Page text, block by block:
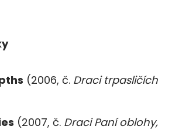
(2006, č. Draci trpasličích
(2007, č. Draci Paní oblohy,